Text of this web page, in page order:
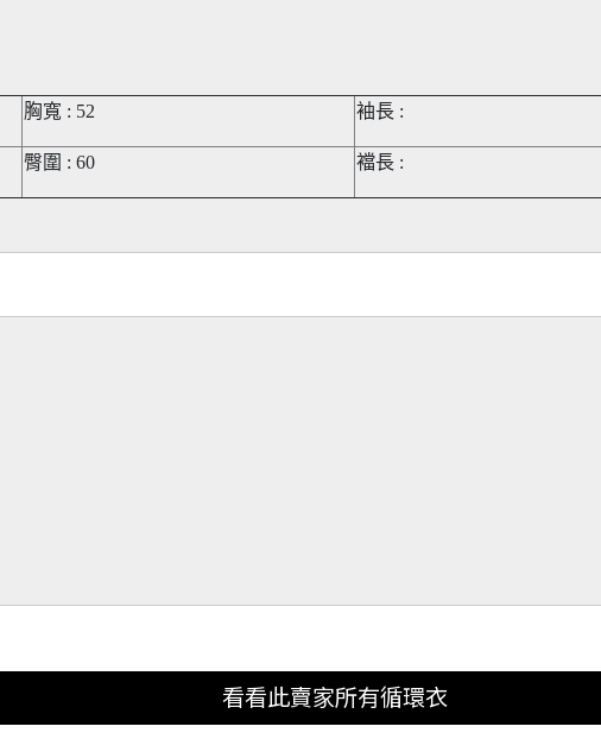
胸寬 : 52 袖長 :
臀圍 : 60 襠長 :
看看此賣家所有循環衣